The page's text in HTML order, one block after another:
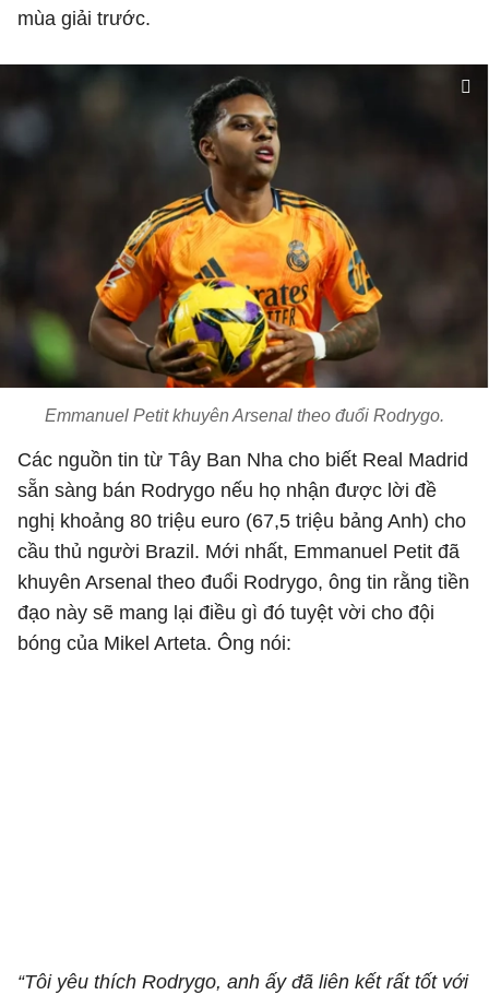
mùa giải trước.
Emmanuel Petit khuyên Arsenal theo đuổi Rodrygo.
Các nguồn tin từ Tây Ban Nha cho biết Real Madrid
sẵn sàng bán Rodrygo nếu họ nhận được lời đề
nghị khoảng 80 triệu euro (67,5 triệu bảng Anh) cho
cầu thủ người Brazil. Mới nhất, Emmanuel Petit đã
khuyên Arsenal theo đuổi Rodrygo, ông tin rằng tiền
đạo này sẽ mang lại điều gì đó tuyệt vời cho đội
bóng của Mikel Arteta. Ông nói:
“Tôi yêu thích Rodrygo, anh ấy đã liên kết rất tốt với